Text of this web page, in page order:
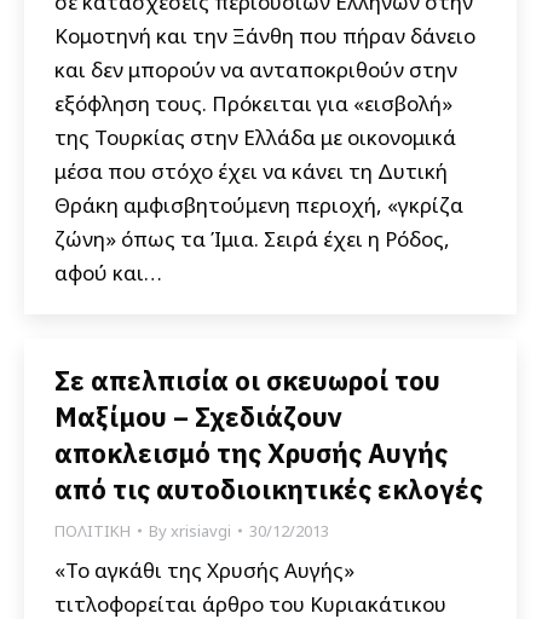
Κομοτηνή και την Ξάνθη που πήραν δάνειο
και δεν μπορούν να ανταποκριθούν στην
εξόφληση τους. Πρόκειται για «εισβολή»
της Τουρκίας στην Ελλάδα με οικονομικά
μέσα που στόχο έχει να κάνει τη Δυτική
Θράκη αμφισβητούμενη περιοχή, «γκρίζα
ζώνη» όπως τα Ίμια. Σειρά έχει η Ρόδος,
αφού και…
Σε απελπισία οι σκευωροί του
Μαξίμου – Σχεδιάζουν
αποκλεισμό της Χρυσής Αυγής
από τις αυτοδιοικητικές εκλογές
ΠΟΛΙΤΙΚΗ Byxrisiavgi 30/12/2013
«Το αγκάθι της Χρυσής Αυγής»
τιτλοφορείται άρθρο του Κυριακάτικου